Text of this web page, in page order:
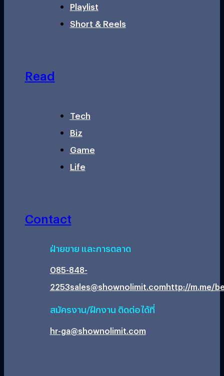
Playlist
Short & Reels
Read
Tech
Biz
Game
Life
Contact
ฝ่ายขาย และการตลาด
085-848-
2253sales@shownolimit.comhttp://m.me/
สมัครงาน/ฝึกงาน ติดต่อได้ที่
hr-ga@shownolimit.com